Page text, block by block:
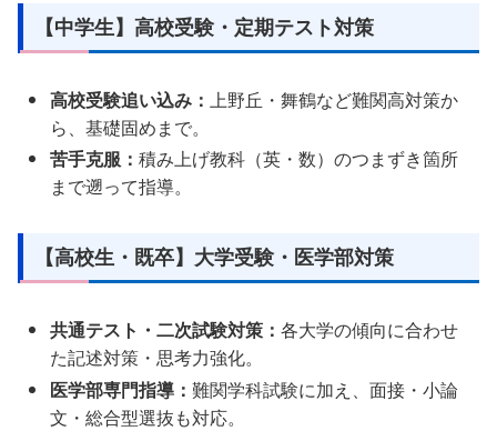
【中学生】高校受験・定期テスト対策
高校受験追い込み：上野丘・舞鶴など難関高対策か
ら、基礎固めまで。
苦手克服：積み上げ教科（英・数）のつまずき箇所
まで遡って指導。
【高校生・既卒】大学受験・医学部対策
共通テスト・二次試験対策：各大学の傾向に合わせ
た記述対策・思考力強化。
医学部専門指導：難関学科試験に加え、面接・小論
文・総合型選抜も対応。